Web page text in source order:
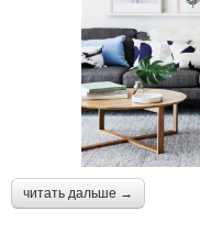
читать дальше →